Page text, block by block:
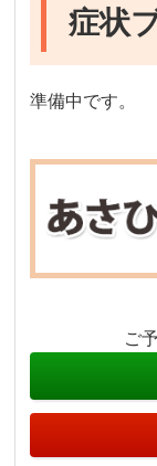
症状
準備中です。
ご